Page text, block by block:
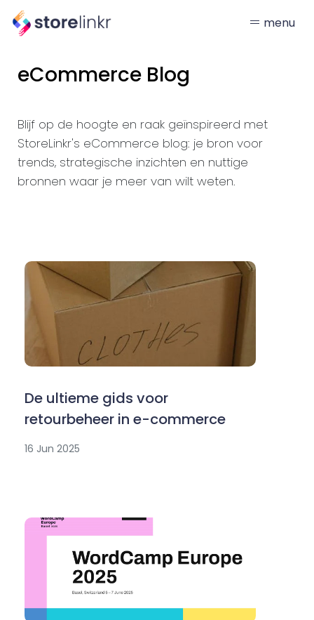
menu
eCommerce Blog
Blijf op de hoogte en raak geïnspireerd met
StoreLinkr's eCommerce blog: je bron voor
trends, strategische inzichten en nuttige
bronnen waar je meer van wilt weten.
De ultieme gids voor
retourbeheer in e-commerce
16 Jun 2025